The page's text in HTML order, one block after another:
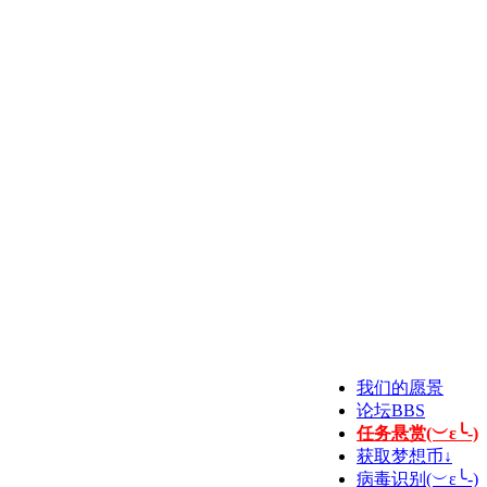
我们的愿景
论坛BBS
任务悬赏(︶ε╰-)
获取梦想币↓
病毒识别(︶ε╰-)